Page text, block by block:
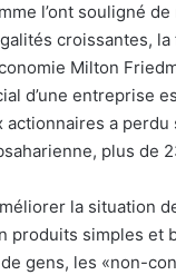
l’ont souligné
croissantes,
Milton
d’une entreprise
actionnaires a
plus de
la situation
simples et
gens, les «non-